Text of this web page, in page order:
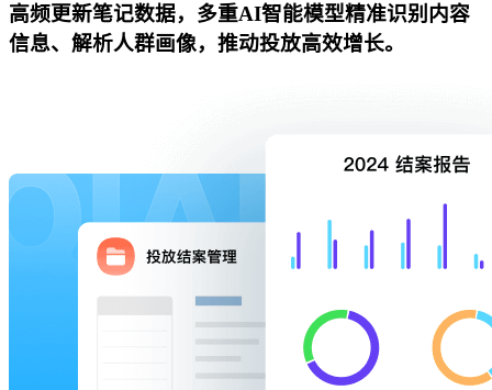
高频更新笔记数据，多重AI智能模型精准识别内容
信息、解析人群画像，推动投放高效增长。